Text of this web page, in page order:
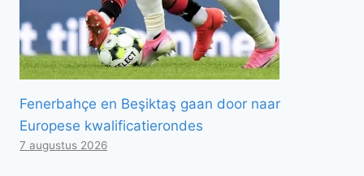
Fenerbahçe en Beşiktaş gaan door naar
Europese kwalificatierondes
7 augustus 2026